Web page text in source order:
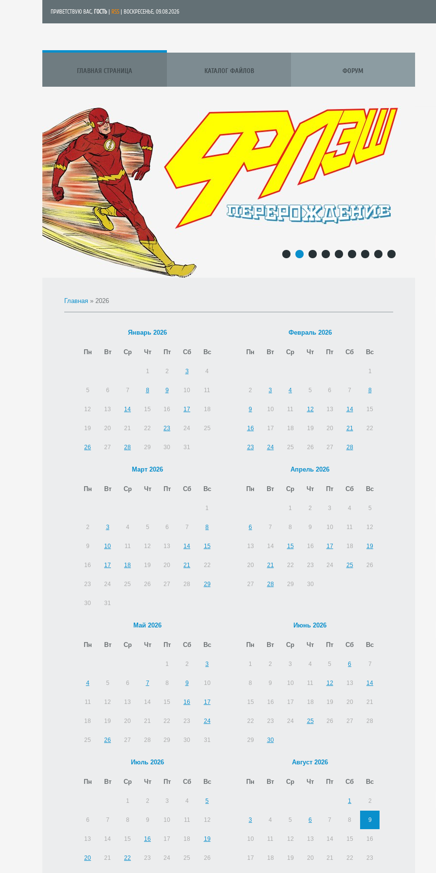
ПРИВЕТСТВУЮ ВАС, ГОСТЬ RSS | ВОСКРЕСЕНЬЕ, 09.08.2026
ГЛАВНАЯ СТРАНИЦА КАТАЛОГ ФАЙЛОВ ФОРУМ
Главная » 2026
Январь 2026
Пн Вт Ср Чт Пт Сб Вс
1 2 3 4
5 6 7 8 9 10 11
12 13 14 15 16 17 18
19 20 21 22 23 24 25
26 27 28 29 30 31
Февраль 2026
Пн Вт Ср Чт Пт Сб Вс
1
2 3 4 5 6 7 8
9 10 11 12 13 14 15
16 17 18 19 20 21 22
23 24 25 26 27 28
Март 2026
Пн Вт Ср Чт Пт Сб Вс
1
2 3 4 5 6 7 8
9 10 11 12 13 14 15
16 17 18 19 20 21 22
23 24 25 26 27 28 29
30 31
Апрель 2026
Пн Вт Ср Чт Пт Сб Вс
1 2 3 4 5
6 7 8 9 10 11 12
13 14 15 16 17 18 19
20 21 22 23 24 25 26
27 28 29 30
Май 2026
Пн Вт Ср Чт Пт Сб Вс
1 2 3
4 5 6 7 8 9 10
11 12 13 14 15 16 17
18 19 20 21 22 23 24
25 26 27 28 29 30 31
Июнь 2026
Пн Вт Ср Чт Пт Сб Вс
1 2 3 4 5 6 7
8 9 10 11 12 13 14
15 16 17 18 19 20 21
22 23 24 25 26 27 28
29 30
Июль 2026
Пн Вт Ср Чт Пт Сб Вс
1 2 3 4 5
6 7 8 9 10 11 12
13 14 15 16 17 18 19
20 21 22 23 24 25 26
Август 2026
Пн Вт Ср Чт Пт Сб Вс
1 2
3 4 5 6 7 8 9
10 11 12 13 14 15 16
17 18 19 20 21 22 23